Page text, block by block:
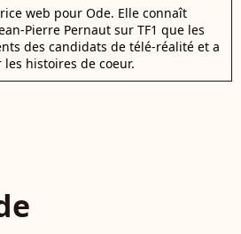
web pour Ode. Elle connaît
Pierre Pernaut sur TF1 que les
des candidats de télé-réalité et a
histoires de coeur.